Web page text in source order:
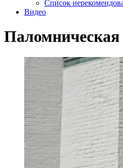
Список
Видео
Паломническая